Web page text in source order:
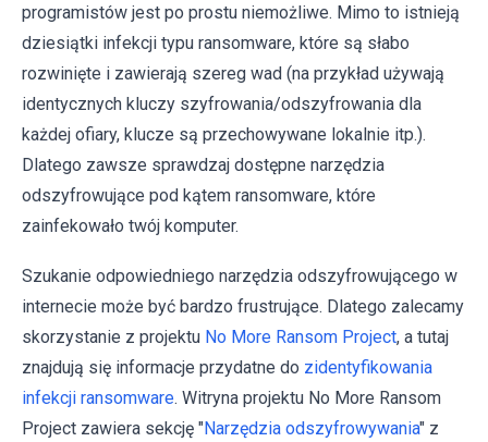
programistów jest po prostu niemożliwe. Mimo to istnieją
dziesiątki infekcji typu ransomware, które są słabo
rozwinięte i zawierają szereg wad (na przykład używają
identycznych kluczy szyfrowania/odszyfrowania dla
każdej ofiary, klucze są przechowywane lokalnie itp.).
Dlatego zawsze sprawdzaj dostępne narzędzia
odszyfrowujące pod kątem ransomware, które
zainfekowało twój komputer.
Szukanie odpowiedniego narzędzia odszyfrowującego w
internecie może być bardzo frustrujące. Dlatego zalecamy
skorzystanie z projektu No More Ransom Project, a tutaj
znajdują się informacje przydatne do zidentyfikowania
infekcji ransomware. Witryna projektu No More Ransom
Project zawiera sekcję "Narzędzia odszyfrowywania" z